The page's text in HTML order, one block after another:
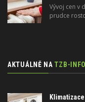
Vývoj cen v
prudce
AKTUÁLNĚ NA TZB-